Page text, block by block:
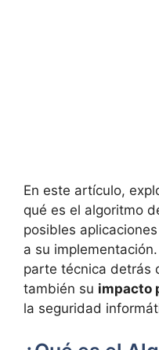
En este artículo,
qué es el algoritmo
posibles
a su
parte técnica detrás
también su impacto
la seguridad